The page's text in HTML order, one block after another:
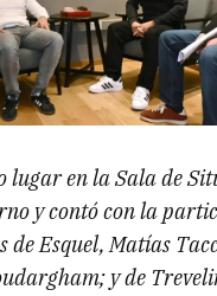
lugar en la Sala de
y contó con la
de Esquel, Matías
y de